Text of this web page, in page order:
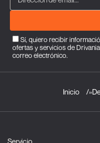
Sí, quiero recibir
ofertas y servicios de
correo electrónico.
Inicio »
Servicio